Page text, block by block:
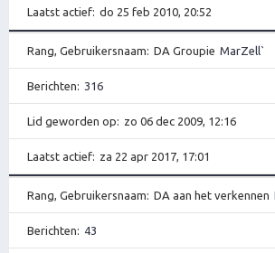
Laatst actief do 25 feb 2010, 20:52
Rang, Gebruikersnaam DA Groupie MarZell`
Berichten 316
Lid geworden op zo 06 dec 2009, 12:16
Laatst actief za 22 apr 2017, 17:01
Rang, Gebruikersnaam DA aan het verkennen
Berichten 43